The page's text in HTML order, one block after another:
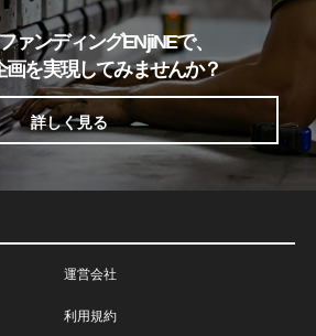
ァンディングENjiNEで、
画を実現してみませんか？
詳しく見る
運営会社
利用規約